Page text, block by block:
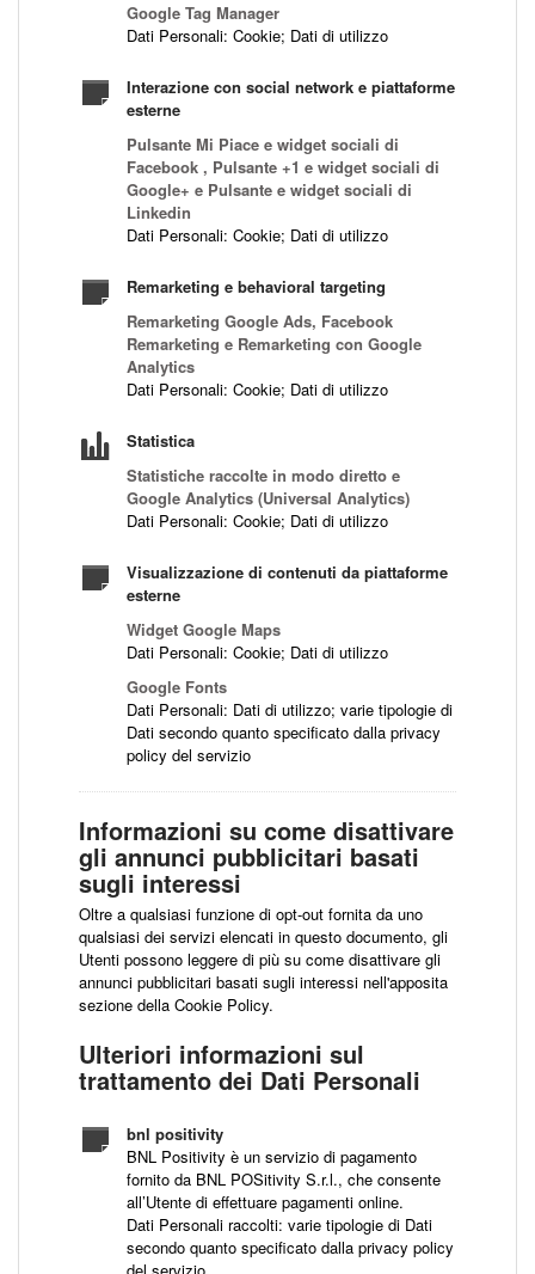
Google Tag Manager
Dati Personali: Cookie; Dati di utilizzo
Interazione con social network e piattaforme
esterne
Pulsante Mi Piace e widget sociali di
Facebook , Pulsante +1 e widget sociali di
Google+ e Pulsante e widget sociali di
Linkedin
Dati Personali: Cookie; Dati di utilizzo
Remarketing e behavioral targeting
Remarketing Google Ads, Facebook
Remarketing e Remarketing con Google
Analytics
Dati Personali: Cookie; Dati di utilizzo
Statistica
Statistiche raccolte in modo diretto e
Google Analytics (Universal Analytics)
Dati Personali: Cookie; Dati di utilizzo
Visualizzazione di contenuti da piattaforme
esterne
Widget Google Maps
Dati Personali: Cookie; Dati di utilizzo
Google Fonts
Dati Personali: Dati di utilizzo; varie tipologie di
Dati secondo quanto specificato dalla privacy
policy del servizio
Informazioni su come disattivare
gli annunci pubblicitari basati
sugli interessi
Oltre a qualsiasi funzione di opt-out fornita da uno
qualsiasi dei servizi elencati in questo documento, gli
Utenti possono leggere di più su come disattivare gli
annunci pubblicitari basati sugli interessi nell'apposita
sezione della Cookie Policy.
Ulteriori informazioni sul
trattamento dei Dati Personali
bnl positivity
BNL Positivity è un servizio di pagamento
fornito da BNL POSitivity S.r.l., che consente
all’Utente di effettuare pagamenti online.
Dati Personali raccolti: varie tipologie di Dati
secondo quanto specificato dalla privacy policy